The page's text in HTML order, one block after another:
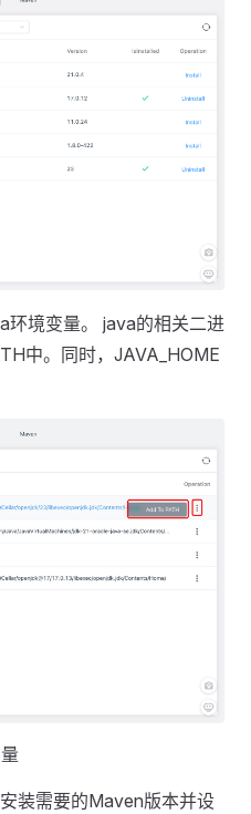
环境变量。 java的相关二进
中。同时，JAVA_HOME
装需要的Maven版本并设